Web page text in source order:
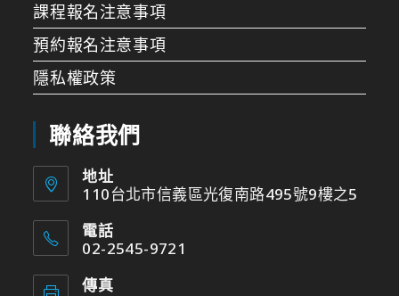
課程報名注意事項
預約報名注意事項
隱私權政策
聯絡我們
地址
110台北市信義區光復南路495號9樓之5
電話
02-2545-9721
傳真